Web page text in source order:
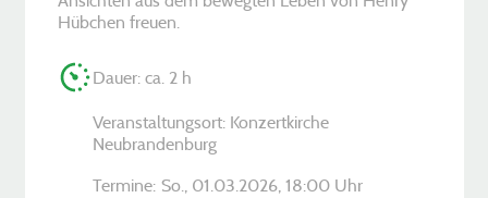
Hübchen freuen.
Dauer: ca. 2 h
Veranstaltungsort: Konzertkirche
Neubrandenburg
Termine: So., 01.03.2026, ­18:00 Uhr